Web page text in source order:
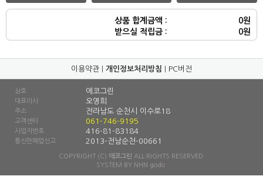
상품 합계금액 :
받으실 적립금 :
0원
0원
이용약관 개인정보처리방침 PC버전
상호 에코그린
대표이사 오영희
주소 전라남도 순천시 이수로18
고객센터 061-746-9195
사업자번호 416-81-83184
통신판매업신고 2013-전남순천-00661
COPYRIGHT (C) 에코그린 ALL RIGHTS RESERVED.
SYSTEM BY NHN godo: